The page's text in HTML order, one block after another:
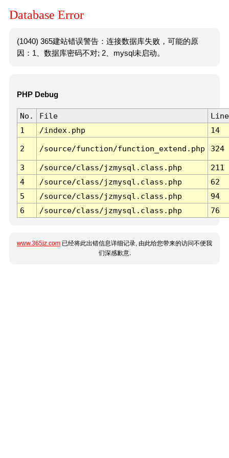
Database Error
(1040) 365建站错误警告：连接数据库失败，可能的原
因：1、数据库密码不对; 2、mysql未启动。
PHP Debug
No. File
Line
1
/index.php 14
2 /source/function/function_extend.php 324
3 /source/class/jzmysql.class.php
211
4
/source/class/jzmysql.class.php
62
5
/source/class/jzmysql.class.php
94
6
/source/class/jzmysql.class.php 76
www.365jz.com 已经将此出错信息详细记录, 由此给您带来的访问不便我
们深感歉意.